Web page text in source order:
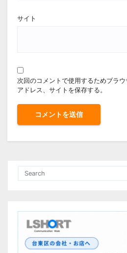
サイト
次回のコメントで使用するためブラ
アドレス、サイトを保存する。